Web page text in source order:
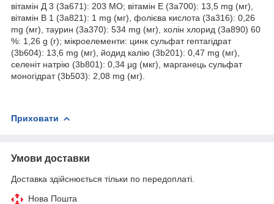
вітамін Д 3 (3а671): 203 МО; вітамін Е (3а700): 13,5 mg (мг),
вітамін В 1 (3а821): 1 mg (мг), фолієва кислота (3а316): 0,26
mg (мг), таурин (3а370): 534 mg (мг), холін хлорид (3a890) 60
%: 1,26 g (г); мікроелементи: цинк сульфат гептагідрат
(3b604): 13,6 mg (мг), йодид калію (3b201): 0,47 mg (мг),
селеніт натрію (3b801): 0,34 μg (мкг), марганець сульфат
моногідрат (3b503): 2,08 mg (мг).
Приховати
Умови доставки
Доставка здійснюється тільки по передоплаті.
Нова Пошта